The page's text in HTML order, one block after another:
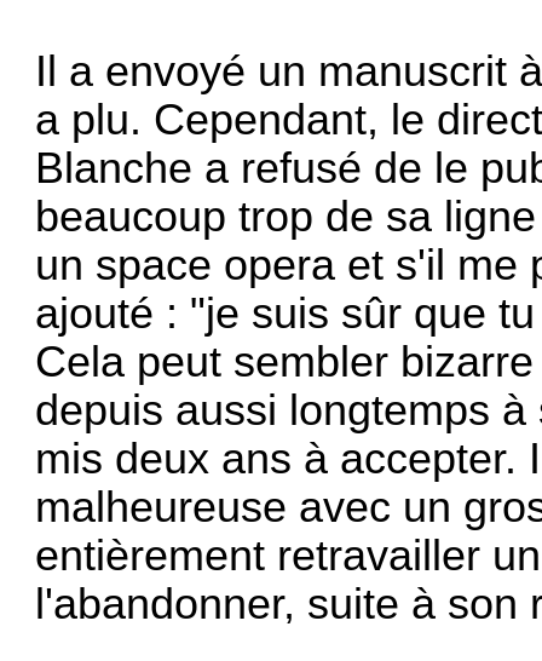
Il a envoyé un manuscrit
a plu. Cependant, le
Blanche a refusé de le
beaucoup trop de sa
un space opera et s'il me
ajouté : "je suis sûr que
Cela peut sembler
depuis aussi longtemps
mis deux ans à accepter.
malheureuse avec un
entièrement retravailler
l'abandonner, suite à son